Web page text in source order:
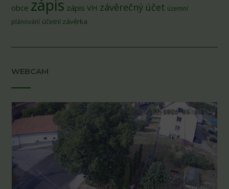
obce zápis zápis VH závěrečný účet územní
plánování účetní závěrka
WEBCAM